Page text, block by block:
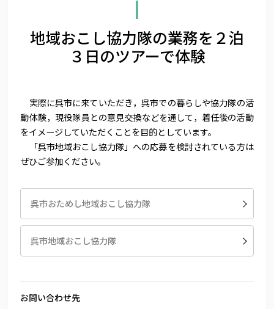
地域おこし協力隊の業務を２泊
３日のツアーで体験
実際に呉市に来ていただき，呉市での暮らしや協力隊の活
動体験，現役隊員との意見交換などを通して，着任後の活動
をイメージしていただくことを目的としています。
「呉市地域おこし協力隊」への応募を検討されている方は
ぜひご参加ください。
呉市おためし地域おこし協力隊
呉市地域おこし協力隊
お問い合わせ先